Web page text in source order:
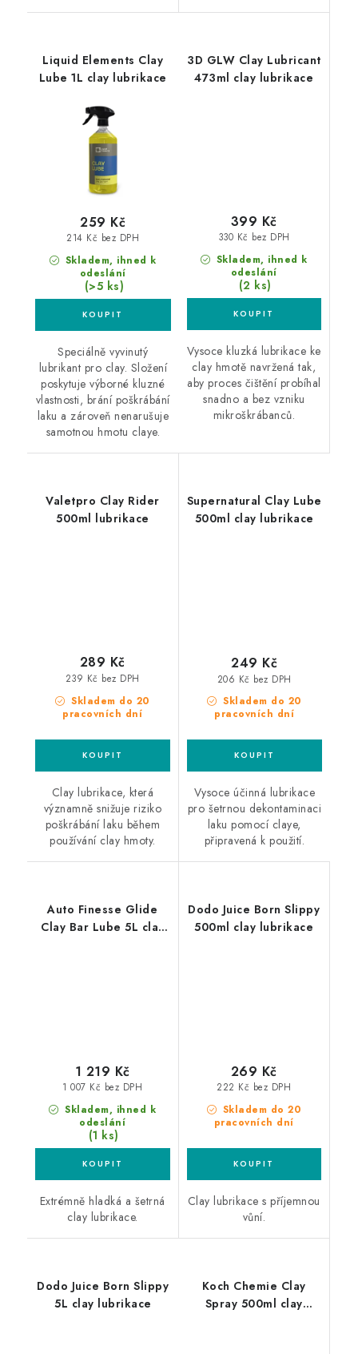
Liquid Elements Clay
Lube 1L clay lubrikace
Skladem, ihned k
odeslání
(>5 ks)
214 Kč bez DPH
259 Kč
Speciálně vyvinutý
lubrikant pro clay. Složení
poskytuje výborné kluzné
vlastnosti, brání poškrábání
laku a zároveň nenarušuje
samotnou hmotu claye.
3D GLW Clay Lubricant
473ml clay lubrikace
Skladem, ihned k
odeslání
(2 ks)
330 Kč bez DPH
399 Kč
Vysoce kluzká lubrikace ke
clay hmotě navržená tak,
aby proces čištění probíhal
snadno a bez vzniku
mikroškrábanců.
Valetpro Clay Rider
500ml lubrikace
Skladem do 20
pracovních dní
239 Kč bez DPH
289 Kč
Clay lubrikace, která
významně snižuje riziko
poškrábání laku během
používání clay hmoty.
Supernatural Clay Lube
500ml clay lubrikace
Skladem do 20
pracovních dní
206 Kč bez DPH
249 Kč
Vysoce účinná lubrikace
pro šetrnou dekontaminaci
laku pomocí claye,
připravená k použití.
Auto Finesse Glide
Clay Bar Lube 5L clay
Skladem, ihned k
odeslání
(1 ks)
1 007 Kč bez DPH
1 219 Kč
Extrémně hladká a šetrná
clay lubrikace.
Dodo Juice Born Slippy
500ml clay lubrikace
Skladem do 20
pracovních dní
222 Kč bez DPH
269 Kč
Clay lubrikace s příjemnou
vůní.
Dodo Juice Born Slippy
5L clay lubrikace
Koch Chemie Clay
Spray 500ml clay